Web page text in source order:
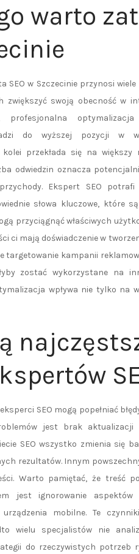
warto
SEO w Szczecinie przynosi wiele
zwiększyć swoją obecność w
profesjonalna
do wyższej pozycji w
przekłada się na większy
odwiedzin oznacza
Ekspert SEO potrafi
słowa kluczowe, które
przyciągnąć właściwych
ci mają doświadczenie w
targetowanie kampanii
zostać wykorzystane na
wpływa nie tylko na
SEO mogą popełniać
jest brak aktualizacji
SEO wszystko zmienia się
rezultatów. Innym
Warto pamiętać, że treść
jest ignorowanie
mobilne. Te
wielu specjalistów nie
do rzeczywistych potrzeb